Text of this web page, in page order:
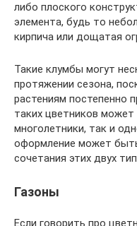
либо плоского
элемента, будь то
кирпича или дощатая
Такие клумбы могут
протяжении сезона,
растениям постепенно
таких цветников
многолетники, так и
оформление может
сочетания этих двух
Газоны
Если говорить про